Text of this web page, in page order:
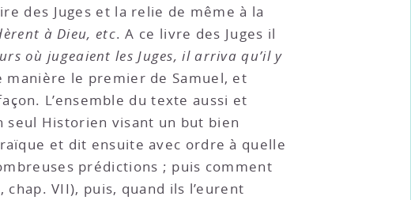
des Juges et la relie de même à la
à Dieu, etc. A ce livre des Juges il
où jugeaient les Juges, il arriva qu’il y
le premier de Samuel, et
L’ensemble du texte aussi et
seul Historien visant un but bien
et dit ensuite avec ordre à quelle
prédictions ; puis comment
VII), puis, quand ils l’eurent